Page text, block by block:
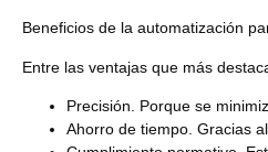
Beneficios de la automatización
Entre las ventajas que más
Precisión.
Porque se
Ahorro de tiempo. Gracias al